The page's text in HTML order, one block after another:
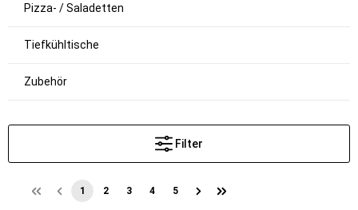
Pizza- / Saladetten
Tiefkühltische
Zubehör
Filter
1 2 3 4 5